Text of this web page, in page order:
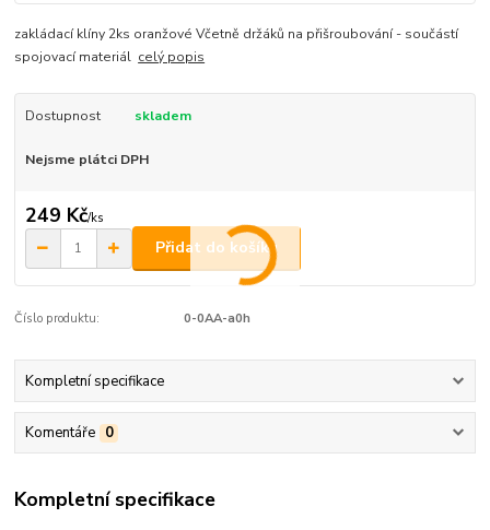
zakládací klíny 2ks oranžové Včetně držáků na přišroubování - součástí
spojovací materiál celý popis
Dostupnost skladem
Nejsme plátci DPH
249 Kč/ks
Přidat do košíku
Číslo produktu: 0-0AA-a0h
Kompletní specifikace
Komentáře 0
Kompletní specifikace